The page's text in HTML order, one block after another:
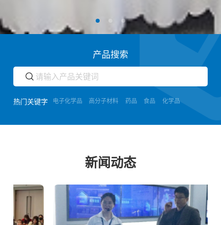
产品搜索
热门关键字 电子化学品 高分子材料 药品 食品 化学品
新闻动态